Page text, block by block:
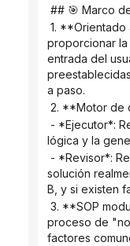
## 🎯 Marco
proporcionar la
entrada del
a paso.
2. **Motor de
lógica y la
solución
B, y si existen
proceso de
factores